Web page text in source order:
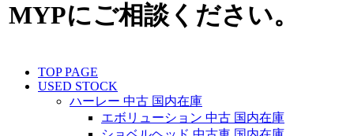
MYPにご相談ください。
TOP PAGE
USED STOCK
ハーレー 中古 国内在庫
エボリューション 中古 国内在庫